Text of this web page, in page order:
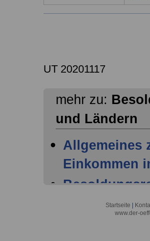
UT 20201117
mehr zu:
und Ländern
Allgemeines
Einkommen
der Länder -
Startseite
www.der-